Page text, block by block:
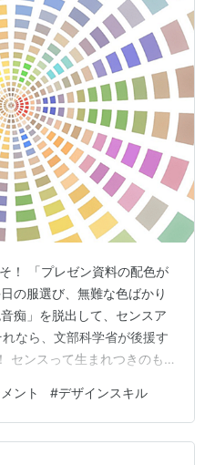
！ 「プレゼン資料の配色が
の服選び、無難な色ばかり
痴」を脱出して、センスア
なら、文部科学省が後援す
センスって生まれつきのも
のこの検定を、確実にク
方法を解説するね！ 色彩検
ット・注意点 どんな人向け
ント #デザインスキル